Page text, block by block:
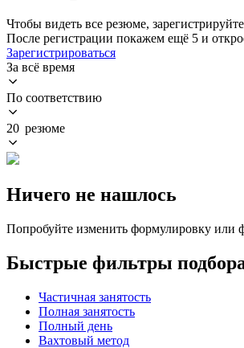
Чтобы видеть все резюме,
После регистрации покажем ещё 5 и
Зарегистрироваться
За всё время
По соответствию
20 резюме
Ничего не нашлось
Попробуйте изменить формулировку или
Быстрые фильтры
Частичная занятость
Полная занятость
Полный день
Вахтовый метод